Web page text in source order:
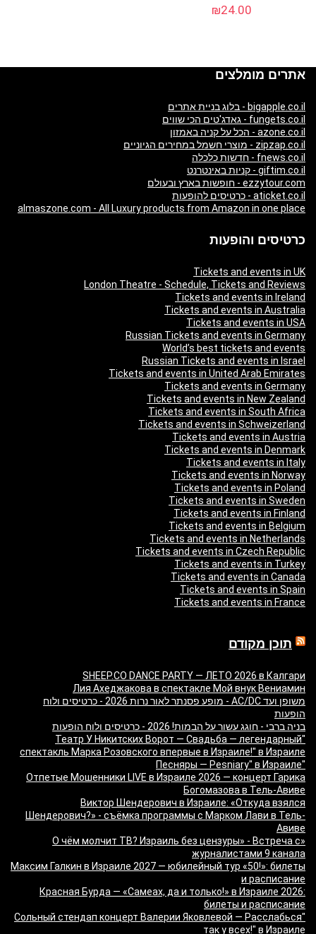
₪24.00
אתרים מומלצים
bigapple.co.il - בלוג בניית אתרים
fungets.co.il - גאדג'טים הכי שווים
azone.co.il - הכל על קניה באמזון
zipzap.co.il - מוצרי חשמל במחירים הגיוניים
fnews.co.il - חדשות כלכלה
giftim.co.il - קניות באינטרנט
ezzytour.com - חופשות בארץ ובעולם
aticket.co.il - כרטיסים להופעות
almaszone.com - All Luxury products from Amazon in one place
כרטיסים והופעות
Tickets and events in UK
London Theatre - Schedule, Tickets and Reviews
Tickets and events in Ireland
Tickets and events in Australia
Tickets and events in USA
Russian Tickets and events in Germany
World’s best tickets and events
Russian Tickets and events in Israel
Tickets and events in United Arab Emirates
Tickets and events in Germany
Tickets and events in New Zealand
Tickets and events in South Africa
Tickets and events in Schweizerland
Tickets and events in Austria
Tickets and events in Denmark
Tickets and events in Italy
Tickets and events in Norway
Tickets and events in Poland
Tickets and events in Sweden
Tickets and events in Finland
Tickets and events in Belgium
Tickets and events in Netherlands
Tickets and events in Czech Republic
Tickets and events in Turkey
Tickets and events in Canada
Tickets and events in Spain
Tickets and events in France
תוכן מקודם
SHEEP.CO DANCE PARTY — ЛЕТО 2026 в Калгари
Лия Ахеджакова в спектакле Мой внук Вениамин
משופן ועד AC/DC - מופע פסנתר לאור נרות 2026 - כרטיסים ולוח
הופעות
בניה ברבי - חוגג עשור על הבמות! 2026 - כרטיסים ולוח הופעות
"Театр У Никитских Ворот — Свадьба — легендарный
спектакль Марка Розовского впервые в Израиле!" в Израиле
"Песняры — Pesniary" в Израиле
Отпетые Мошенники LIVE в Израиле 2026 — концерт Гарика
Богомазова в Тель-Авиве
Виктор Шендерович в Израиле: «Откуда взялся
Шендерович?» - съёмка программы с Марком Лави в Тель-
Авиве
«О чём молчит ТВ? Израиль без цензуры» - Встреча с
журналистами 9 канала
Максим Галкин в Израиле 2027 — юбилейный тур «50!»: билеты
и расписание
Красная Бурда — «Самеах, да и только!» в Израиле 2026:
билеты и расписание
"Сольный стендап концерт Валерии Яковлевой — Расслабься
так у всех!" в Израиле